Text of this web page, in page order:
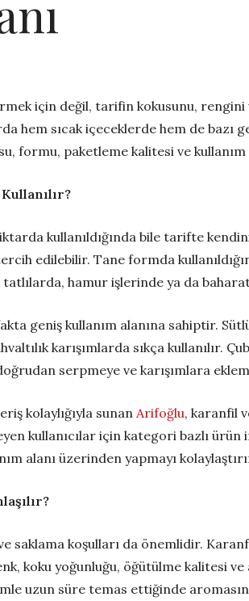
için değil, tarifin kokusunu,
hem sıcak içeceklerde hem de bazı
formu, paketleme kalitesi ve
kullanıldığında bile tarifte
edilebilir. Tane formda
hamur işlerinde ya da
geniş kullanım alanına sahiptir.
karışımlarda sıkça kullanılır.
serpmeye ve karışımlara
kolaylığıyla sunanArifoğlu, karanfil
kullanıcılar için kategori bazlı ürün
alanı üzerinden yapmayı
saklama koşulları da önemlidir.
koku yoğunluğu, öğütülme kalitesi
uzun süre temas ettiğinde